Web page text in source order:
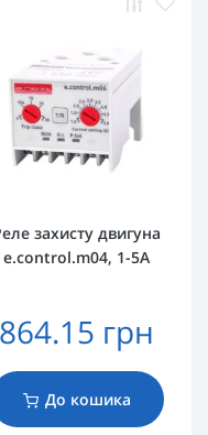
захисту двигуна
e.control.m04, 1-5А
864.15 грн
До кошика